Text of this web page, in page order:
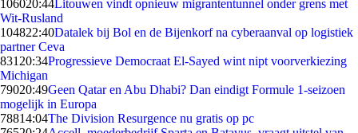
106020:44Litouwen vindt opnieuw migrantentunnel onder grens met
Wit-Rusland
104822:40Datalek bij Bol en de Bijenkorf na cyberaanval op logistiek
partner Ceva
831 20:34Progressieve Democraat El-Sayed wint nipt voorverkiezing
Michigan
79020:49Geen Qatar en Abu Dhabi? Dan eindigt Formule 1-seizoen
mogelijk in Europa
78814:04The Division Resurgence nu gratis op pc